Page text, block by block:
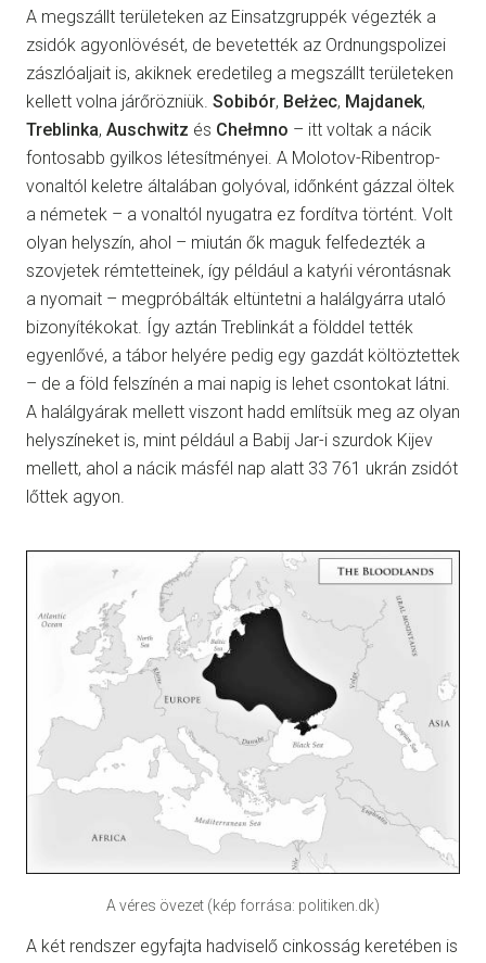
A megszállt területeken az Einsatzgruppék végezték a
zsidók agyonlövését, de bevetették az Ordnungspolizei
zászlóaljait is, akiknek eredetileg a megszállt területeken
kellett volna járőrözniük. Sobibór, Bełżec, Majdanek,
Treblinka, Auschwitz és Chełmno – itt voltak a nácik
fontosabb gyilkos létesítményei. A Molotov-Ribentrop-
vonaltól keletre általában golyóval, időnként gázzal öltek
a németek – a vonaltól nyugatra ez fordítva történt. Volt
olyan helyszín, ahol – miután ők maguk felfedezték a
szovjetek rémtetteinek, így például a katyńi vérontásnak
a nyomait – megpróbálták eltüntetni a halálgyárra utaló
bizonyítékokat. Így aztán Treblinkát a földdel tették
egyenlővé, a tábor helyére pedig egy gazdát költöztettek
– de a föld felszínén a mai napig is lehet csontokat látni.
A halálgyárak mellett viszont hadd említsük meg az olyan
helyszíneket is, mint például a Babij Jar-i szurdok Kijev
mellett, ahol a nácik másfél nap alatt 33 761 ukrán zsidót
lőttek agyon.
A véres övezet (kép forrása: politiken.dk)
A két rendszer egyfajta hadviselő cinkosság keretében is